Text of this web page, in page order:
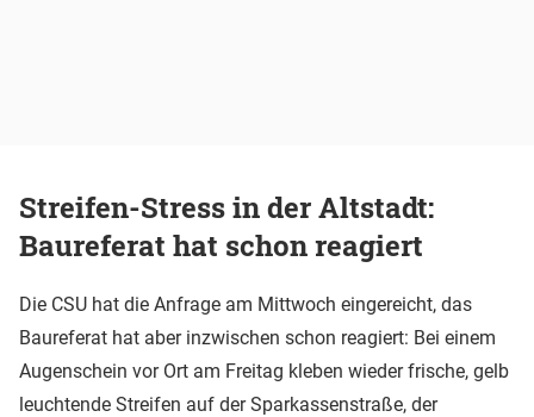
Streifen-Stress in der Altstadt:
Baureferat hat schon reagiert
Die CSU hat die Anfrage am Mittwoch eingereicht, das
Baureferat hat aber inzwischen schon reagiert: Bei einem
Augenschein vor Ort am Freitag kleben wieder frische, gelb
leuchtende Streifen auf der Sparkassenstraße, der